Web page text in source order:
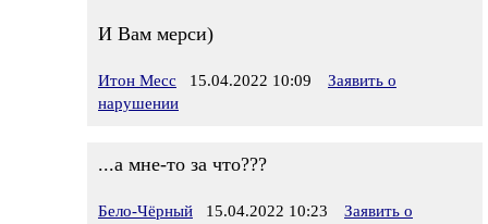
И Вам мерси)
Итон Месс 15.04.2022 10:09
Заявить о
нарушении
...а мне-то за что???
Бело-Чёрный 15.04.2022 10:23
Заявить о